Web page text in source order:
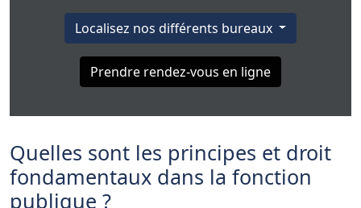
Localisez nos différents bureaux
Prendre rendez-vous en ligne
Quelles sont les principes et droit
fondamentaux dans la fonction
publique ?